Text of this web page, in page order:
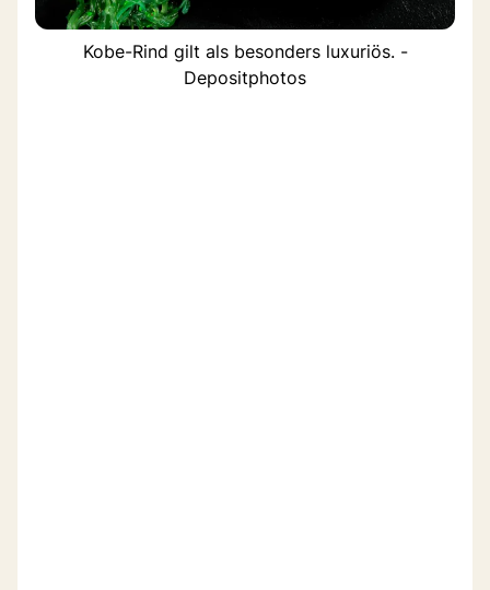
Kobe-Rind gilt als besonders luxuriös. -
Depositphotos